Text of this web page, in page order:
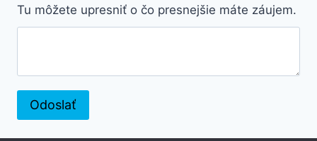
Tu môžete upresniť o čo presnejšie máte záujem.
Odoslať